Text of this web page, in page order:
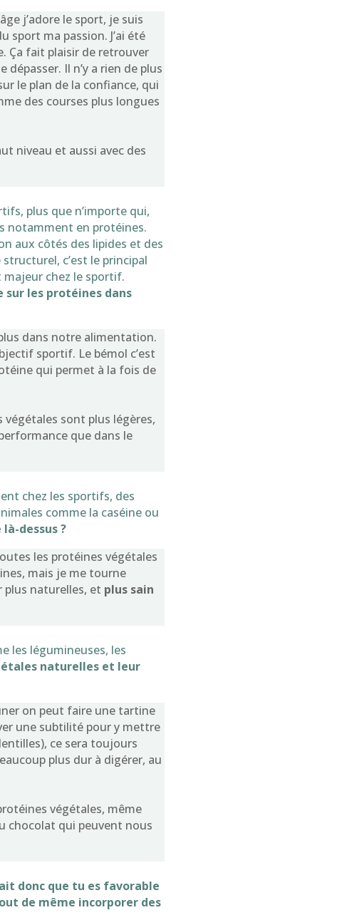
j’adore le sport, je suis
sport ma passion. J’ai été
Ça fait plaisir de retrouver
Il n’y a rien de plus
le plan de la confiance, qui
des courses plus longues
niveau et aussi avec des
plus que n’importe qui,
notamment en protéines.
aux côtés des lipides et des
c’est le principal
majeur chez le sportif.
sur les protéines dans
dans notre alimentation.
sportif. Le bémol c’est
qui permet à la fois de
végétales sont plus légères,
que dans le
chez les sportifs, des
comme la caséine ou
dessus ?
les protéines végétales
mais je me tourne
plus naturelles, et plus sain
les légumineuses, les
naturelles et leur
on peut faire une tartine
une subtilité pour y mettre
ce sera toujours
plus dur à digérer, au
végétales, même
chocolat qui peuvent nous
donc que tu es favorable
de même incorporer des